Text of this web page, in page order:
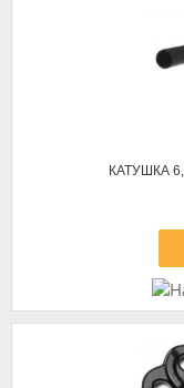
КАТУШКА